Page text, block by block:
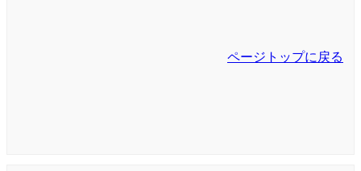
ページトップに戻る